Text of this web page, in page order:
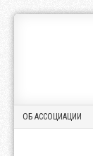
Menu
Skip to content
ОБ АССОЦИАЦИИ